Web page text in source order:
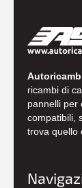
ricambi di
pannelli per
compatibili,
trova quello